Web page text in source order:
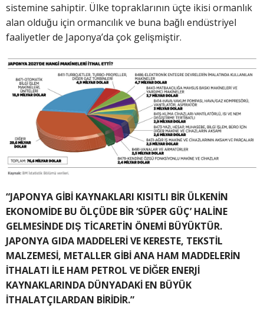
sistemine sahiptir. Ülke topraklarının üçte ikisi ormanlık
alan olduğu için ormancılık ve buna bağlı endüstriyel
faaliyetler de Japonya’da çok gelişmiştir.
“JAPONYA GİBİ KAYNAKLARI KISITLI BİR ÜLKENİN
EKONOMİDE BU ÖLÇÜDE BİR ‘SÜPER GÜÇ’ HALİNE
GELMESİNDE DIŞ TİCARETİN ÖNEMİ BÜYÜKTÜR.
JAPONYA GIDA MADDELERİ VE KERESTE, TEKSTİL
MALZEMESİ, METALLER GİBİ ANA HAM MADDELERİN
İTHALATI İLE HAM PETROL VE DİĞER ENERJİ
KAYNAKLARINDA DÜNYADAKİ EN BÜYÜK
İTHALATÇILARDAN BİRİDİR.”